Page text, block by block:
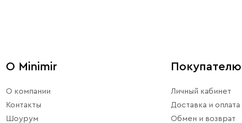
О Minimir
О компании
Контакты
Шоурум
Покупателю
Личный кабинет
Доставка и оплата
Обмен и возврат